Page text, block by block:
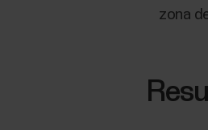
zona